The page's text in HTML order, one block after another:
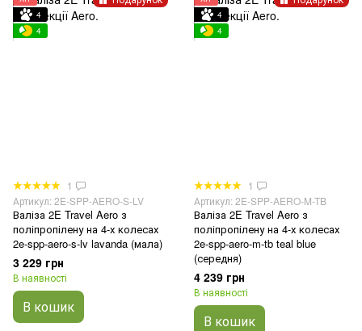
4
4
1
Артикул: 2E-SPP-AERO-S-LV
Валіза 2E Travel Aero з
поліпропілену на 4-х колесах
2e-spp-aero-s-lv lavanda (мала)
3 229 грн
В наявності
В кошик
4
4
1
Артикул: 2E-SPP-AERO-M-TB
Валіза 2E Travel Aero з
поліпропілену на 4-х колесах
2e-spp-aero-m-tb teal blue
(середня)
4 239 грн
В наявності
В кошик